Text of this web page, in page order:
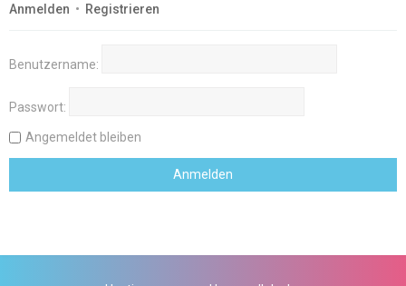
Anmelden • Registrieren
Benutzername:
Passwort:
Angemeldet bleiben